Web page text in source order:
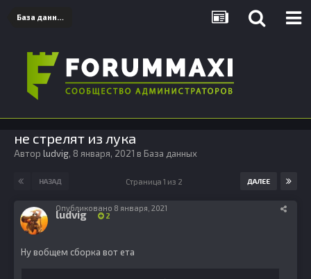
База данных
не стрелят из лука
Автор ludvig, 8 января, 2021 в База данных
НАЗАД ДАЛЕЕ
Страница 1 из 2
ludvig 2
Опубликовано 8 января, 2021
Ну вобщем сборка вот ета